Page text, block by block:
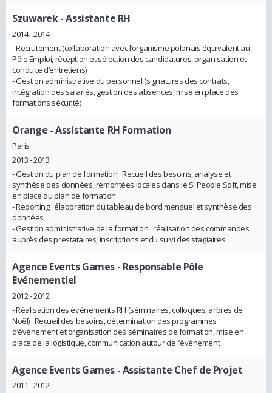
Szuwarek- Assistante RH
2014 - 2014
- Recrutement (collaboration avec l’organisme polonais équivalent au
Pôle Emploi, réception et sélection des candidatures, organisation et
conduite d’entretiens)
- Gestion administrative du personnel (signatures des contrats,
intégration des salariés, gestion des absences, mise en place des
formations sécurité)
Orange - Assistante RH Formation
Paris
2013 - 2013
- Gestion du plan de formation : Recueil des besoins, analyse et
synthèse des données, remontées locales dans le SI People Soft, mise
en place du plan de formation
- Reporting : élaboration du tableau de bord mensuel et synthèse des
données
- Gestion administrative de la formation : réalisation des commandes
auprès des prestataires, inscriptions et du suivi des stagiaires
Agence Events Games - Responsable Pôle
Evénementiel
2012 - 2012
- Réalisation des événements RH (séminaires, colloques, arbres de
Noël) : Recueil des besoins, détermination des programmes
d’événement et organisation des séminaires de formation, mise en
place de la logistique, communication autour de l’événement
Agence Events Games - Assistante Chef de Projet
2011 - 2012